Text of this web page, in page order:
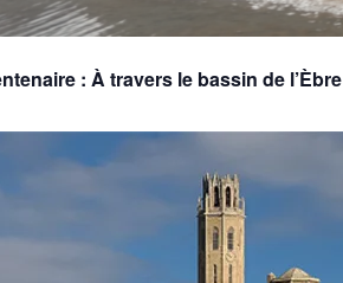
: À travers le bassin de l’Èbre